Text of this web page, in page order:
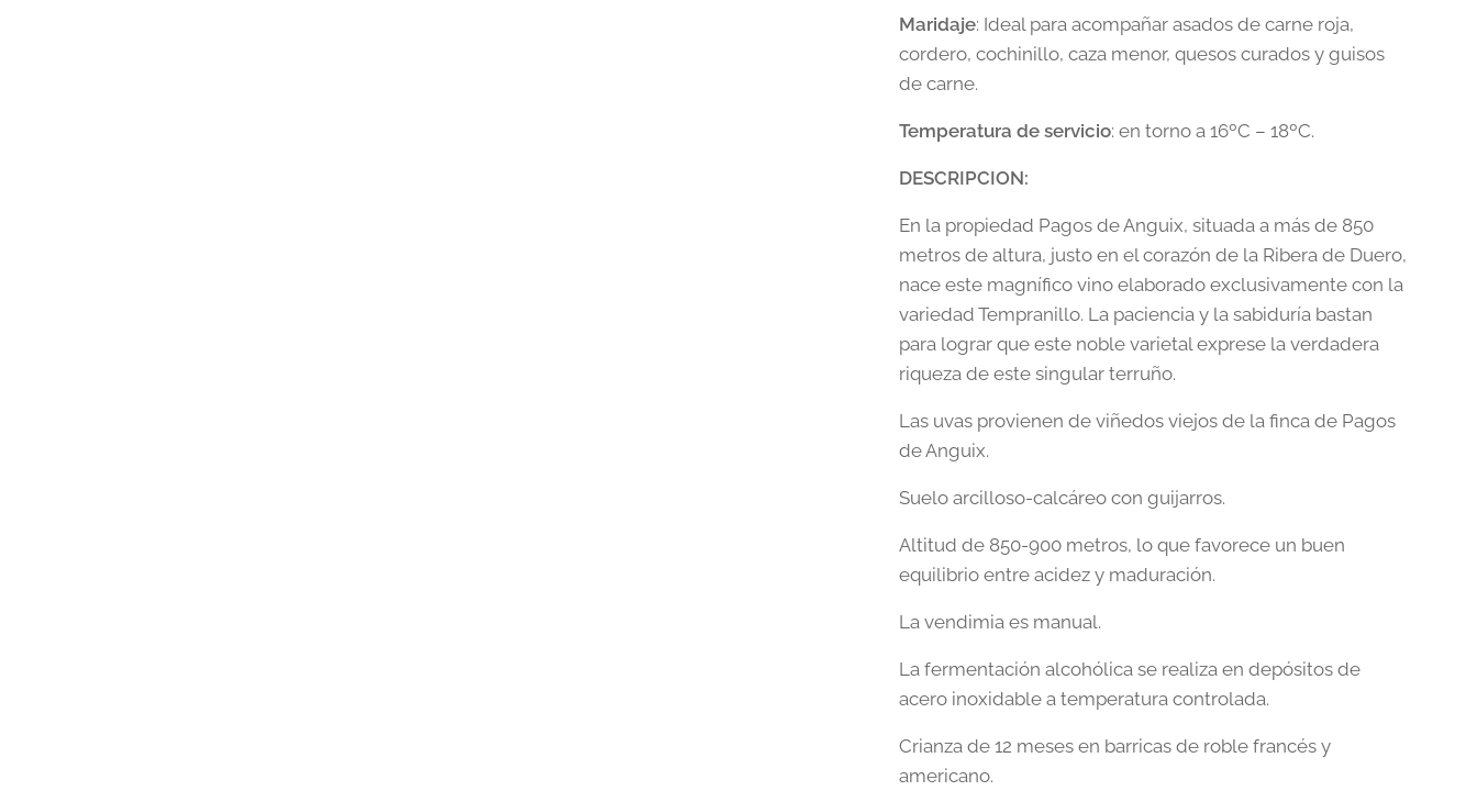
Maridaje: Ideal para acompañar asados de carne roja,
cordero, cochinillo, caza menor, quesos curados y guisos
de carne.
Temperatura de servicio: en torno a 16ºC – 18ºC.
DESCRIPCION:
En la propiedad Pagos de Anguix, situada a más de 850
metros de altura, justo en el corazón de la Ribera de Duero,
nace este magnífico vino elaborado exclusivamente con la
variedad Tempranillo. La paciencia y la sabiduría bastan
para lograr que este noble varietal exprese la verdadera
riqueza de este singular terruño.
Las uvas provienen de viñedos viejos de la finca de Pagos
de Anguix.
Suelo arcilloso-calcáreo con guijarros.
Altitud de 850-900 metros, lo que favorece un buen
equilibrio entre acidez y maduración.
La vendimia es manual.
La fermentación alcohólica se realiza en depósitos de
acero inoxidable a temperatura controlada.
Crianza de 12 meses en barricas de roble francés y
americano.